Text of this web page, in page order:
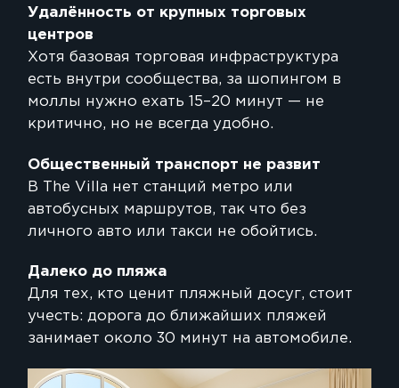
Удалённость от крупных торговых
центров
Хотя базовая торговая инфраструктура
есть внутри сообщества, за шопингом в
моллы нужно ехать 15–20 минут — не
критично, но не всегда удобно.
Общественный транспорт не развит
В The Villa нет станций метро или
автобусных маршрутов, так что без
личного авто или такси не обойтись.
Далеко до пляжа
Для тех, кто ценит пляжный досуг, стоит
учесть: дорога до ближайших пляжей
занимает около 30 минут на автомобиле.